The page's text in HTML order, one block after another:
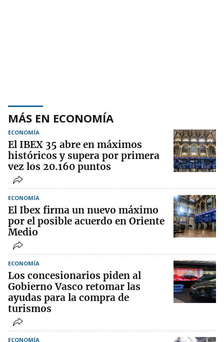
MÁS EN ECONOMÍA
ECONOMÍA
El IBEX 35 abre en máximos
históricos y supera por primera
vez los 20.160 puntos
ECONOMÍA
El Ibex firma un nuevo máximo
por el posible acuerdo en Oriente
Medio
ECONOMÍA
Los concesionarios piden al
Gobierno Vasco retomar las
ayudas para la compra de
turismos
ECONOMÍA